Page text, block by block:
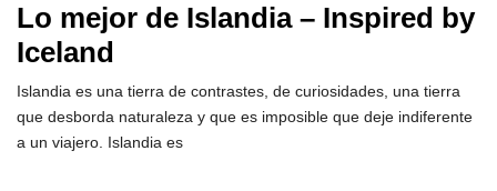
Lo mejor de Islandia – Inspired by
Iceland
Islandia es una tierra de contrastes, de curiosidades, una tierra
que desborda naturaleza y que es imposible que deje indiferente
a un viajero. Islandia es